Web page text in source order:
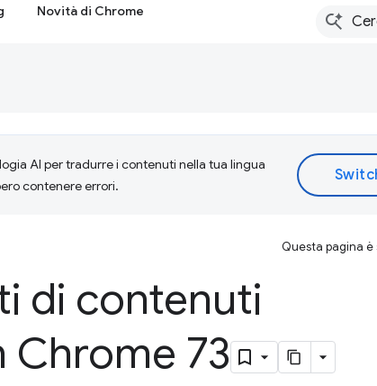
Novità di Chrome
AI per tradurre i contenuti nella tua lingua
contenere errori.
Questa pagina è
di contenuti
Chrome 73